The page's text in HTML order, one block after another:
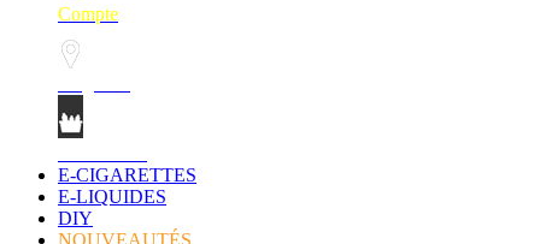
Compte
E-CIGARETTES
E-LIQUIDES
DIY
NOUVEAUTÉS